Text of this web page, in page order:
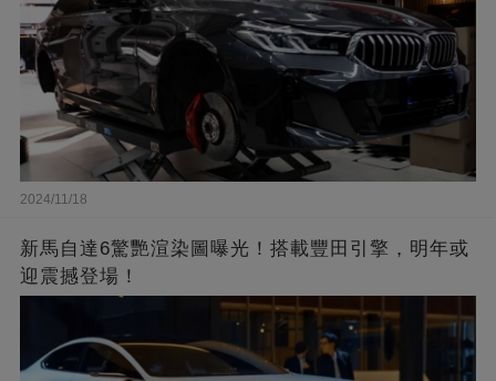
2024/11/18
新馬自達6驚艷渲染圖曝光！搭載豐田引擎，明年或
迎震撼登場！